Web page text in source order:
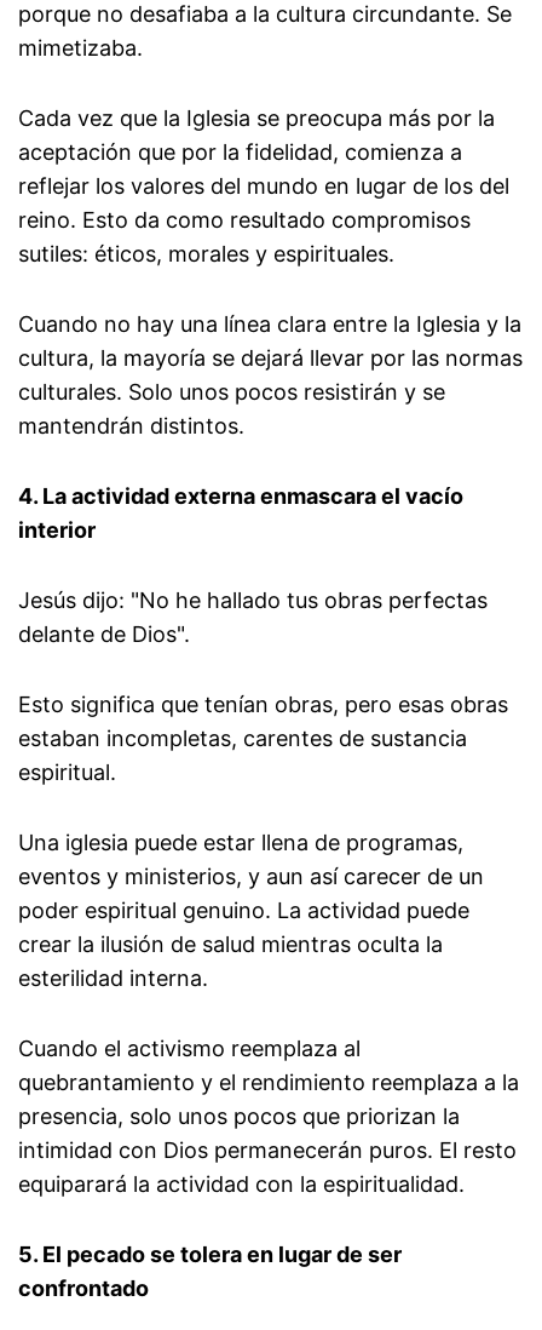
porque no desafiaba a la cultura circundante. Se
mimetizaba.
Cada vez que la Iglesia se preocupa más por la
aceptación que por la fidelidad, comienza a
reflejar los valores del mundo en lugar de los del
reino. Esto da como resultado compromisos
sutiles: éticos, morales y espirituales.
Cuando no hay una línea clara entre la Iglesia y la
cultura, la mayoría se dejará llevar por las normas
culturales. Solo unos pocos resistirán y se
mantendrán distintos.
4. La actividad externa enmascara el vacío
interior
Jesús dijo: "No he hallado tus obras perfectas
delante de Dios".
Esto significa que tenían obras, pero esas obras
estaban incompletas, carentes de sustancia
espiritual.
Una iglesia puede estar llena de programas,
eventos y ministerios, y aun así carecer de un
poder espiritual genuino. La actividad puede
crear la ilusión de salud mientras oculta la
esterilidad interna.
Cuando el activismo reemplaza al
quebrantamiento y el rendimiento reemplaza a la
presencia, solo unos pocos que priorizan la
intimidad con Dios permanecerán puros. El resto
equiparará la actividad con la espiritualidad.
5. El pecado se tolera en lugar de ser
confrontado